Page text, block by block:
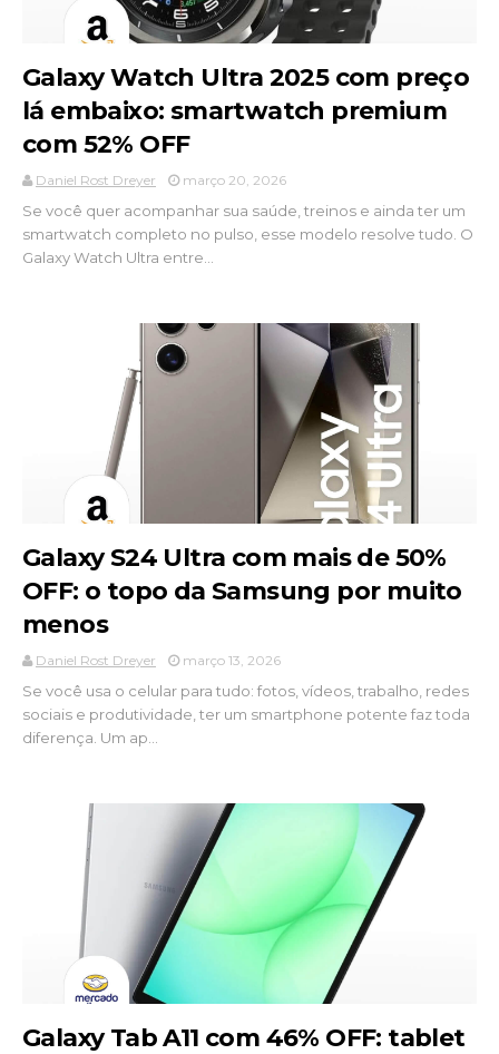
Galaxy Watch Ultra 2025 com preço
lá embaixo: smartwatch premium
com 52% OFF
Daniel Rost Dreyer março 20, 2026
Se você quer acompanhar sua saúde, treinos e ainda ter um
smartwatch completo no pulso, esse modelo resolve tudo. O
Galaxy Watch Ultra entre...
Galaxy S24 Ultra com mais de 50%
OFF: o topo da Samsung por muito
menos
Daniel Rost Dreyer março 13, 2026
Se você usa o celular para tudo: fotos, vídeos, trabalho, redes
sociais e produtividade, ter um smartphone potente faz toda
diferença. Um ap...
Galaxy Tab A11 com 46% OFF: tablet